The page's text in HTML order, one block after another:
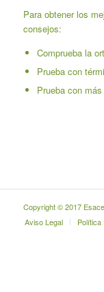
Para obtener los
consejos:
Comprueba la
Prueba con
Prueba con
Copyright © 2017
Aviso Legal
Política